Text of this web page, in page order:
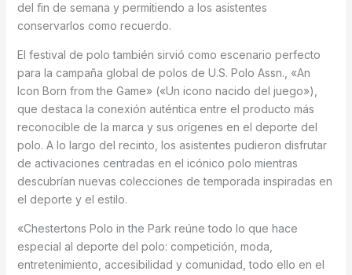
del fin de semana y permitiendo a los asistentes
conservarlos como recuerdo.
El festival de polo también sirvió como escenario perfecto
para la campaña global de polos de U.S. Polo Assn., «An
Icon Born from the Game» («Un icono nacido del juego»),
que destaca la conexión auténtica entre el producto más
reconocible de la marca y sus orígenes en el deporte del
polo. A lo largo del recinto, los asistentes pudieron disfrutar
de activaciones centradas en el icónico polo mientras
descubrían nuevas colecciones de temporada inspiradas en
el deporte y el estilo.
«Chestertons Polo in the Park reúne todo lo que hace
especial al deporte del polo: competición, moda,
entretenimiento, accesibilidad y comunidad, todo ello en el